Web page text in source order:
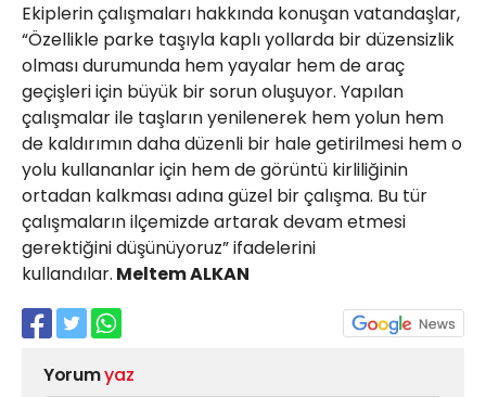
Ekiplerin çalışmaları hakkında konuşan vatandaşlar,
“Özellikle parke taşıyla kaplı yollarda bir düzensizlik
olması durumunda hem yayalar hem de araç
geçişleri için büyük bir sorun oluşuyor. Yapılan
çalışmalar ile taşların yenilenerek hem yolun hem
de kaldırımın daha düzenli bir hale getirilmesi hem o
yolu kullananlar için hem de görüntü kirliliğinin
ortadan kalkması adına güzel bir çalışma. Bu tür
çalışmaların ilçemizde artarak devam etmesi
gerektiğini düşünüyoruz” ifadelerini
kullandılar. Meltem ALKAN
Yorumyaz